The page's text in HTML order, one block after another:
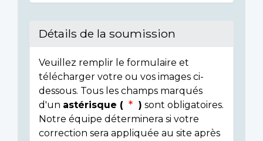
Détails de la soumission
Veuillez remplir le formulaire et
télécharger votre ou vos images ci-
dessous. Tous les champs marqués
d'un astérisque ( ) sont obligatoires.
Notre équipe déterminera si votre
correction sera appliquée au site après